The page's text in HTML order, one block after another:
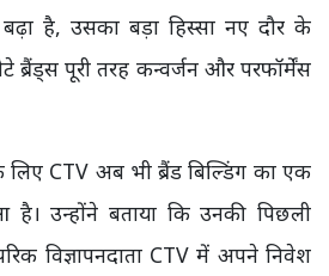
बढ़ा है, उसका बड़ा हिस्सा नए दौर के
ब्रैंड्स पूरी तरह कन्वर्जन और परफॉर्मेंस
लिए CTV अब भी ब्रैंड बिल्डिंग का एक
उन्होंने बताया कि उनकी पिछली
विज्ञापनदाता CTV में अपने निवेश